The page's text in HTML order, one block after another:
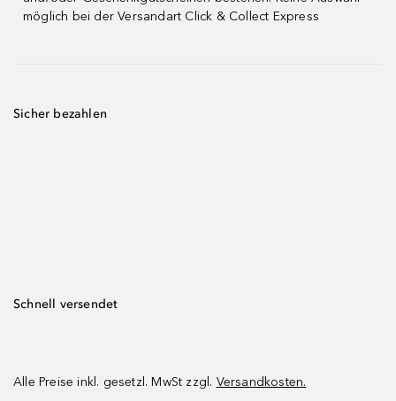
möglich bei der Versandart Click & Collect Express
Sicher bezahlen
Schnell versendet
Alle Preise inkl. gesetzl. MwSt zzgl. Versandkosten.